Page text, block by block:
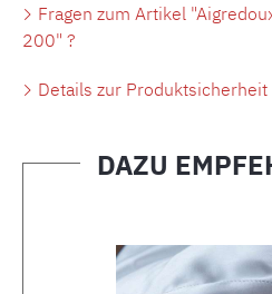
Fragen zum Artikel
200" ?
Details zur Produktsicherheit
DAZU